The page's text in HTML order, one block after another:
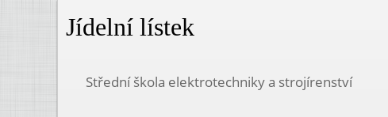
Jídelní lístek
Střední škola elektrotechniky a strojírenství